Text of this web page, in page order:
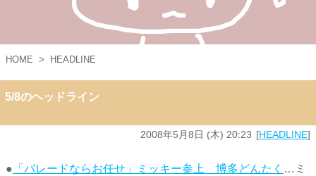
HOME > HEADLINE
5/8のヘッドライン
2008年5月8日 (木) 20:23 HEADLINE
● 「パレードならお任せ」ミッキー参上 博多どんたく …ミ